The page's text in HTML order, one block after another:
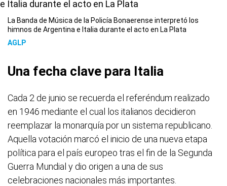
La Banda de Música de la Policía Bonaerense interpretó los
himnos de Argentina e Italia durante el acto en La Plata
AGLP
Una fecha clave para Italia
Cada 2 de junio se recuerda el referéndum realizado
en 1946 mediante el cual los italianos decidieron
reemplazar la monarquía por un sistema republicano.
Aquella votación marcó el inicio de una nueva etapa
política para el país europeo tras el fin de la Segunda
Guerra Mundial y dio origen a una de sus
celebraciones nacionales más importantes.